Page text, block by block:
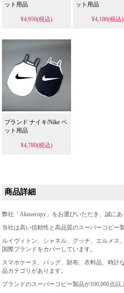
ット用品
¥4,950(税込)
ット用品
¥4,180(税込)
ブランド ナイキ/Nike ペ
ット用品
¥4,780(税込)
商品詳細
弊社「Akusecopy」をお選びいただき、誠にあ
当社は高い信頼性と高品質のスーパーコピー
ルイヴィトン、シャネル、グッチ、エルメス
国際ブランドをカバーしています。
スマホケース、バッグ、財布、衣料品、時計
品カテゴリがあります。
ブランドのスーパーコピー製品が100,000点以